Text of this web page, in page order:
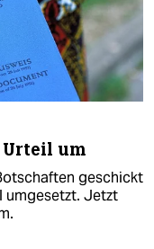
um
geschickt
umgesetzt. Jetzt